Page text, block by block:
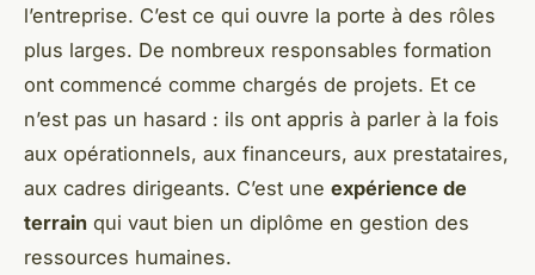
l’entreprise. C’est ce qui ouvre la porte à des rôles
plus larges. De nombreux responsables formation
ont commencé comme chargés de projets. Et ce
n’est pas un hasard : ils ont appris à parler à la fois
aux opérationnels, aux financeurs, aux prestataires,
aux cadres dirigeants. C’est une expérience de
terrain qui vaut bien un diplôme en gestion des
ressources humaines.